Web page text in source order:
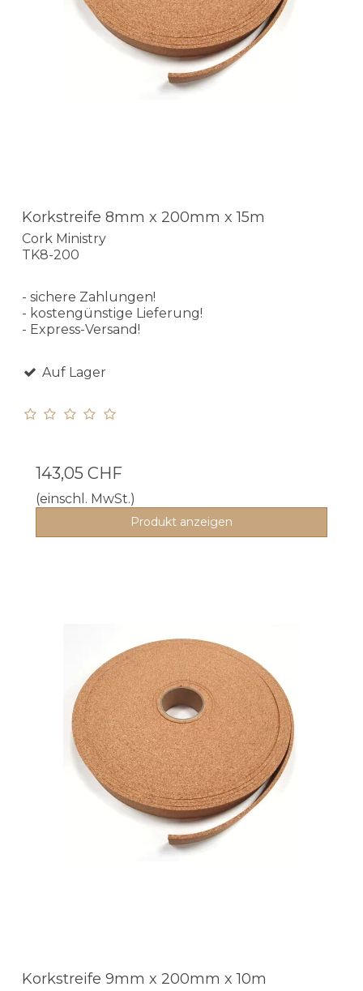
Korkstreife 8mm x 200mm x 15m
Cork Ministry
TK8-200
- sichere Zahlungen!
- kostengünstige Lieferung!
- Express-Versand!
Auf Lager
143,05 CHF
(einschl. MwSt.)
Produkt anzeigen
Korkstreife 9mm x 200mm x 10m